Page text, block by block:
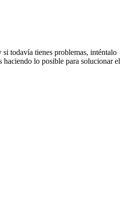
si todavía tienes problemas, inténtalo
haciendo lo posible para solucionar el